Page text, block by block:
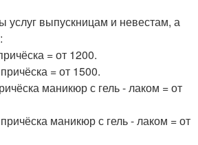
услуг выпускницам и невестам, а
= от 1200.
= от 1500.
маникюр с гель - лаком = от
маникюр с гель - лаком = от